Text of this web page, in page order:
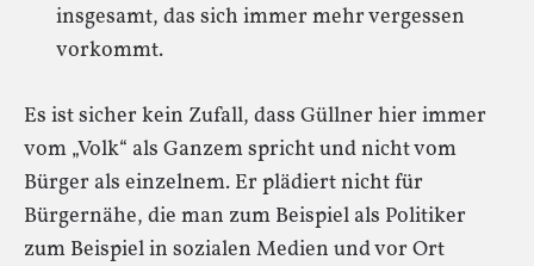
insgesamt, das sich immer mehr vergessen
vorkommt.
Es ist sicher kein Zufall, dass Güllner hier immer
vom „Volk“ als Ganzem spricht und nicht vom
Bürger als einzelnem. Er plädiert nicht für
Bürgernähe, die man zum Beispiel als Politiker
zum Beispiel in sozialen Medien und vor Ort